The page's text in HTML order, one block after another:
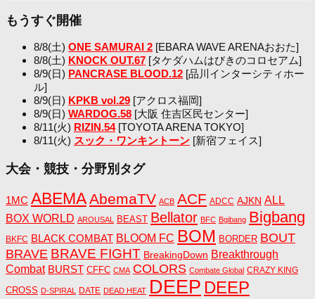
もうすぐ開催
8/8(土) ONE SAMURAI 2 [EBARA WAVE ARENAおおた]
8/8(土) KNOCK OUT.67 [タケダハムはびきのコロセアム]
8/9(日) PANCRASE BLOOD.12 [品川インターシティホー
ル]
8/9(日) KPKB vol.29 [アクロス福岡]
8/9(日) WARDOG.58 [大阪 住吉区民センター]
8/11(火) RIZIN.54[TOYOTA ARENA TOKYO]
8/11(火) スック・ワンキントーン [新宿フェイス]
大会・競技・分野別タグ
1MC ABEMAAbemaTV ACB ACF ADCC AJKN ALL
BOX WORLD AROUSAL BEAST Bellator BFC Bgibang Bigbang
BKFC BLACK COMBAT BLOOM FC BOM BORDER BOUT
BRAVE BRAVE FIGHT BreakingDown Breakthrough
Combat BURST CFFC CMA COLORS Combate Global CRAZY KING
CROSS D-SPIRAL DATE DEAD HEAT DEEP DEEP